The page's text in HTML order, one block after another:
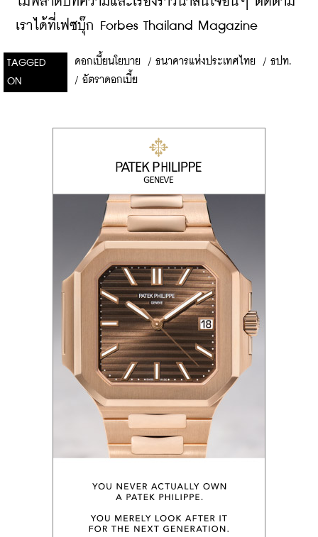
เราได้ที่เฟซบุ๊ก Forbes Thailand Magazine
TAGGED
ON
ดอกเบี้ยนโยบาย / ธนาคารแห่งประเทศไทย / ธปท.
/ อัตราดอกเบี้ย